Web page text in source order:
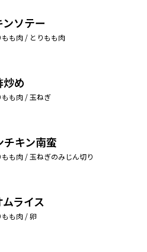
ソテー
も肉 / とりもも肉
炒め
も肉 / 玉ねぎ
チキン南蛮
も肉 / 玉ねぎのみじん切り
ライス
もも肉 / 卵